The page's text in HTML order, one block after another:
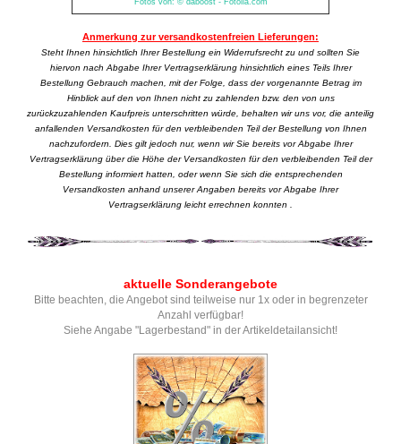
Fotos von: © daboost - Fotolia.com
Anmerkung zur versandkostenfreien Lieferungen:
Steht Ihnen hinsichtlich Ihrer Bestellung ein Widerrufsrecht zu und sollten Sie
hiervon nach Abgabe Ihrer Vertragserklärung hinsichtlich eines Teils Ihrer
Bestellung Gebrauch machen, mit der Folge, dass der vorgenannte Betrag im
Hinblick auf den von Ihnen nicht zu zahlenden bzw. den von uns
zurückzuzahlenden Kaufpreis unterschritten würde, behalten wir uns vor, die anteilig
anfallenden Versandkosten für den verbleibenden Teil der Bestellung von Ihnen
nachzufordern. Dies gilt jedoch nur, wenn wir Sie bereits vor Abgabe Ihrer
Vertragserklärung über die Höhe der Versandkosten für den verbleibenden Teil der
Bestellung informiert hatten, oder wenn Sie sich die entsprechenden
Versandkosten anhand unserer Angaben bereits vor Abgabe Ihrer
Vertragserklärung leicht errechnen konnten .
aktuelle Sonderangebote
Bitte beachten, die Angebot sind teilweise nur 1x oder in begrenzeter
Anzahl verfügbar!
Siehe Angabe "Lagerbestand" in der Artikeldetailansicht!